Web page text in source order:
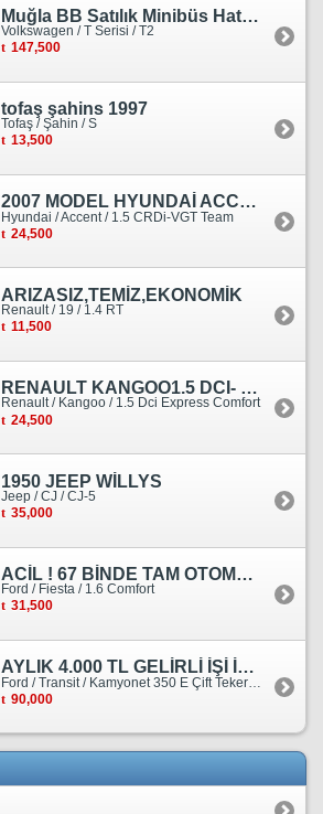
Muğla BB Satılık Minibüs Hatı Volkswagen Crafter
Volkswagen / T Serisi / T2
147,500
tofaş şahins 1997
Tofaş / Şahin / S
13,500
2007 MODEL HYUNDAİ ACCENT ERA MOTOR YENİ YAPILDI
Hyundai / Accent / 1.5 CRDi-VGT Team
24,500
ARIZASIZ,TEMİZ,EKONOMİK
Renault / 19 / 1.4 RT
11,500
RENAULT KANGOO1.5 DCI- 138 KM
Renault / Kangoo / 1.5 Dci Express Comfort
24,500
1950 JEEP WİLLYS
Jeep / CJ / CJ-5
35,000
ACİL ! 67 BİNDE TAM OTOMATİK FORD FİESTA
Ford / Fiesta / 1.6 Comfort
31,500
AYLIK 4.000 TL GELİRLİ İŞİ İLE BİRLİKTE SATILIKTIR.
90,000